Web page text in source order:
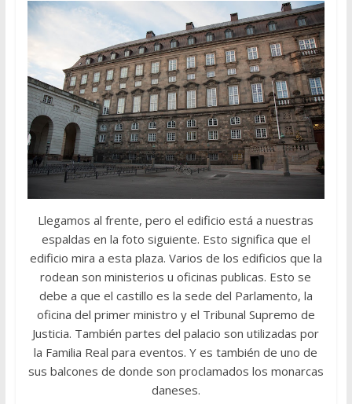
Llegamos al frente, pero el edificio está a nuestras
espaldas en la foto siguiente. Esto significa que el
edificio mira a esta plaza. Varios de los edificios que la
rodean son ministerios u oficinas publicas. Esto se
debe a que el castillo es la sede del Parlamento, la
oficina del primer ministro y el Tribunal Supremo de
Justicia. También partes del palacio son utilizadas por
la Familia Real para eventos. Y es también de uno de
sus balcones de donde son proclamados los monarcas
daneses.